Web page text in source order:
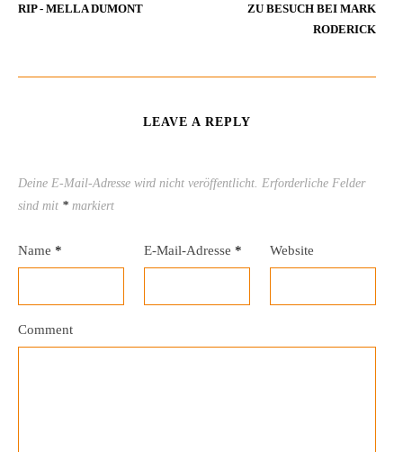
RIP - MELLA DUMONT
ZU BESUCH BEI MARK
RODERICK
LEAVE A REPLY
Deine E-Mail-Adresse wird nicht veröffentlicht. Erforderliche Felder
sind mit * markiert
Name * E-Mail-Adresse * Website
Comment